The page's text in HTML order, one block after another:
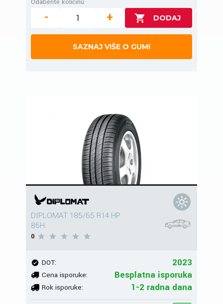
- +
SAZNAJ VIŠE O GUMI
DIPLOMAT 185/65 R14 HP
86H
0
DOT: 2023
Cena isporuke: Besplatna isporuka
Rok isporuke: 1-2 radna dana